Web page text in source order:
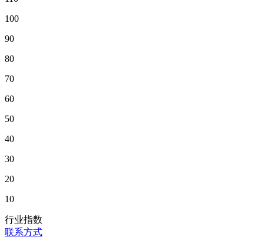
100
90
80
70
60
50
40
30
20
10
行业指数
联系方式